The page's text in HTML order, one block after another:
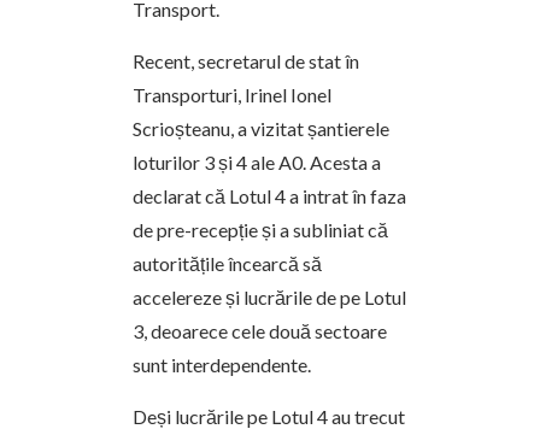
Transport.
Recent, secretarul de stat în
Transporturi, Irinel Ionel
Scrioșteanu, a vizitat șantierele
loturilor 3 și 4 ale A0. Acesta a
declarat că Lotul 4 a intrat în faza
de pre-recepție și a subliniat că
autoritățile încearcă să
accelereze și lucrările de pe Lotul
3, deoarece cele două sectoare
sunt interdependente.
Deși lucrările pe Lotul 4 au trecut